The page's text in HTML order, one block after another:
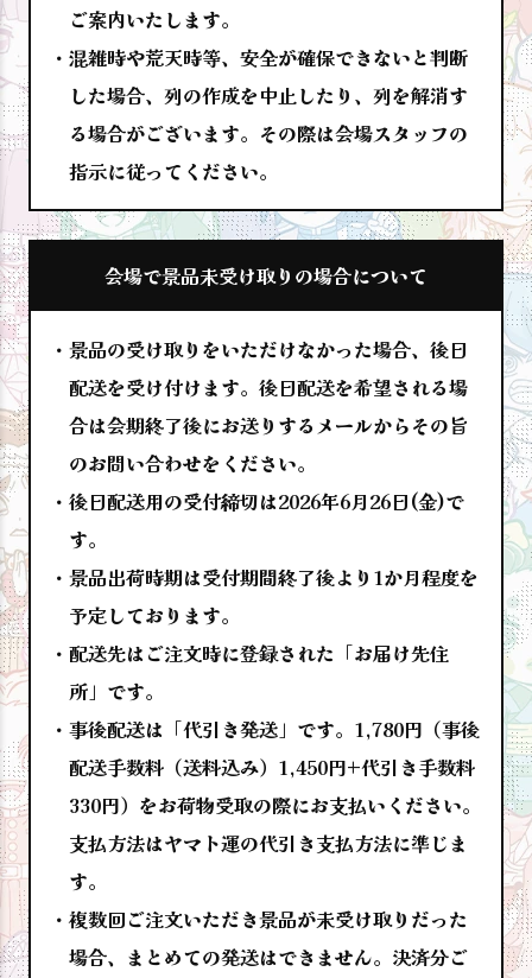
ご案内いたします。
混雑時や荒天時等、安全が確保できないと判断
した場合、列の作成を中止したり、列を解消す
る場合がございます。その際は会場スタッフの
指示に従ってください。
会場で景品未受け取りの場合について
景品の受け取りをいただけなかった場合、後日
配送を受け付けます。後日配送を希望される場
合は会期終了後にお送りするメールからその旨
のお問い合わせをください。
後日配送用の受付締切は2026年6月26日(金)で
す。
景品出荷時期は受付期間終了後より1か月程度を
予定しております。
配送先はご注文時に登録された「お届け先住
所」です。
事後配送は「代引き発送」です。1,780円（事後
配送手数料（送料込み）1,450円+代引き手数料
330円）をお荷物受取の際にお支払いください。
支払方法はヤマト運の代引き支払方法に準じま
す。
複数回ご注文いただき景品が未受け取りだった
場合、まとめての発送はできません。決済分ご